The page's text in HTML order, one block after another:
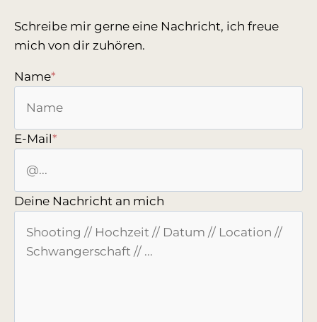
Schreibe mir gerne eine Nachricht, ich freue
mich von dir zuhören.
Name*
E-Mail*
Deine Nachricht an mich